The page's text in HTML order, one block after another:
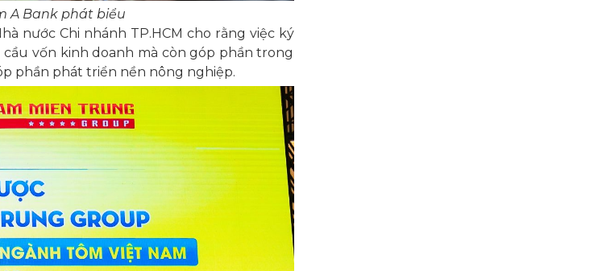
A Bank phát biểu
nước Chi nhánh TP.HCM cho rằng việc ký
vốn kinh doanh mà còn góp phần trong
phần phát triển nền nông nghiệp.